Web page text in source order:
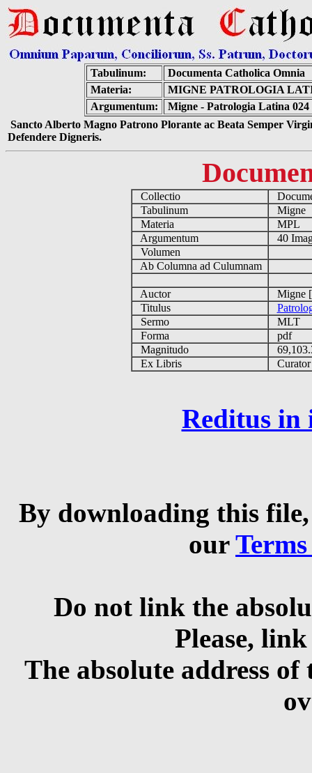
Tabulinum:
Documenta Catholica Omnia
Materia:
MIGNE PATROLOGIA
Argumentum:
Migne - Patrologia Latina
Sancto Alberto Magno Patrono Plorante ac Beata Semper
Defendere Digneris.
Collectio
Tabulinum
Migne
Materia
MPL
Argumentum
40
Volumen
Ab Columna ad Culumnam
Auctor
Migne
Titulus
Sermo
MLT
Forma
pdf
Magnitudo
Ex Libris
Curator
Reditus in
By downloading this
our
Do not link the
Please,
The absolute address